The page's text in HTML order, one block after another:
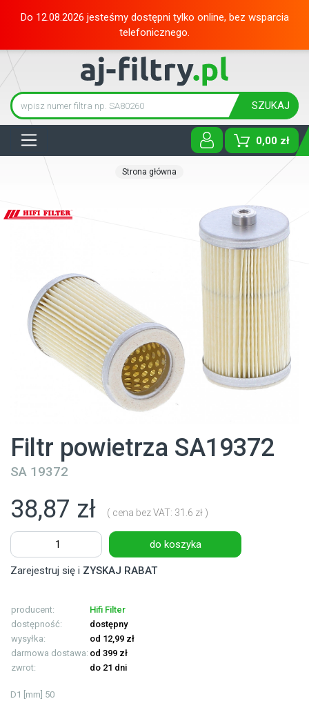
Do 12.08.2026 jesteśmy dostępni tylko online, bez wsparcia
telefonicznego.
SZUKAJ
0,00 zł
Strona główna
Filtr powietrza SA19372
SA 19372
38,87 zł ( cena bez VAT: 31.6 zł )
do koszyka
Zarejestruj się i ZYSKAJ RABAT
producent:
Hifi Filter
dostępność:
dostępny
wysyłka:
od 12,99 zł
darmowa dostawa: od 399 zł
zwrot:
do 21 dni
D1 [mm] 50